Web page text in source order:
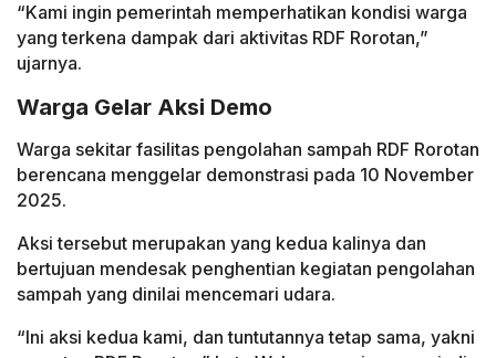
“Kami ingin pemerintah memperhatikan kondisi warga
yang terkena dampak dari aktivitas RDF Rorotan,”
ujarnya.
Warga Gelar Aksi Demo
Warga sekitar fasilitas pengolahan sampah RDF Rorotan
berencana menggelar demonstrasi pada 10 November
2025.
Aksi tersebut merupakan yang kedua kalinya dan
bertujuan mendesak penghentian kegiatan pengolahan
sampah yang dinilai mencemari udara.
“Ini aksi kedua kami, dan tuntutannya tetap sama, yakni